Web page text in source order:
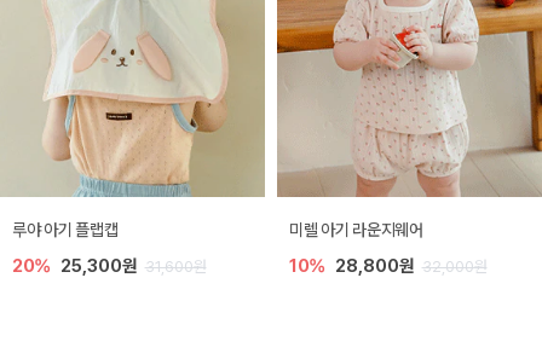
루야 아기 플랩캡
20% 25,300원 31,600원
미렐 아기 라운지웨어
10% 28,800원 32,000원